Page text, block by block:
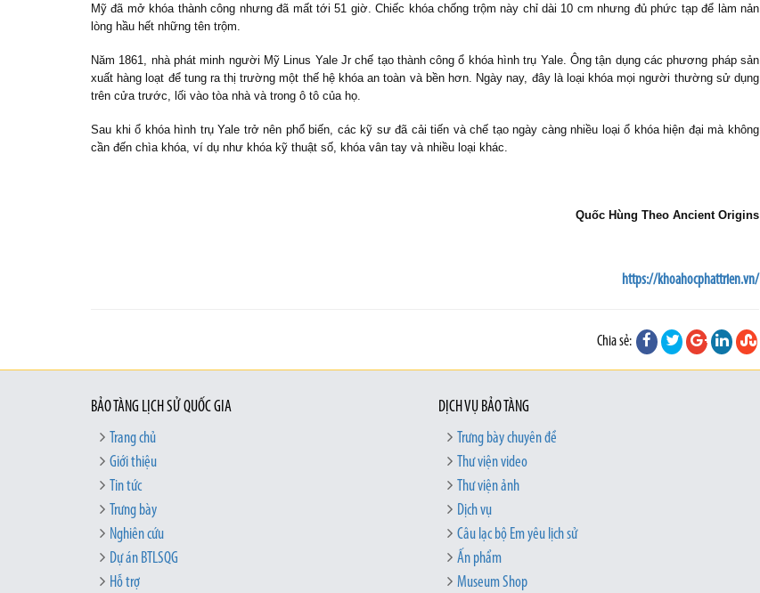
Mỹ đã mở khóa thành công nhưng đã mất tới 51 giờ. Chiếc khóa chống trộm này chỉ dài 10 cm nhưng đủ phức tạp để làm nản
lòng hầu hết những tên trộm.
Năm 1861, nhà phát minh người Mỹ Linus Yale Jr chế tạo thành công ổ khóa hình trụ Yale. Ông tận dụng các phương pháp sản
xuất hàng loạt để tung ra thị trường một thế hệ khóa an toàn và bền hơn. Ngày nay, đây là loại khóa mọi người thường sử dụng
trên cửa trước, lối vào tòa nhà và trong ô tô của họ.
Sau khi ổ khóa hình trụ Yale trở nên phổ biến, các kỹ sư đã cải tiến và chế tạo ngày càng nhiều loại ổ khóa hiện đại mà không
cần đến chìa khóa, ví dụ như khóa kỹ thuật số, khóa vân tay và nhiều loại khác.
Quốc Hùng Theo Ancient Origins
https://khoahocphattrien.vn/
Chia sẻ:
BẢO TÀNG LỊCH SỬ QUỐC GIA
Trang chủ
Giới thiệu
Tin tức
Trưng bày
Nghiên cứu
Dự án BTLSQG
Hỗ trợ
DỊCH VỤ BẢO TÀNG
Trưng bày chuyên đề
Thư viện video
Thư viện ảnh
Dịch vụ
Câu lạc bộ Em yêu lịch sử
Ấn phẩm
Museum Shop